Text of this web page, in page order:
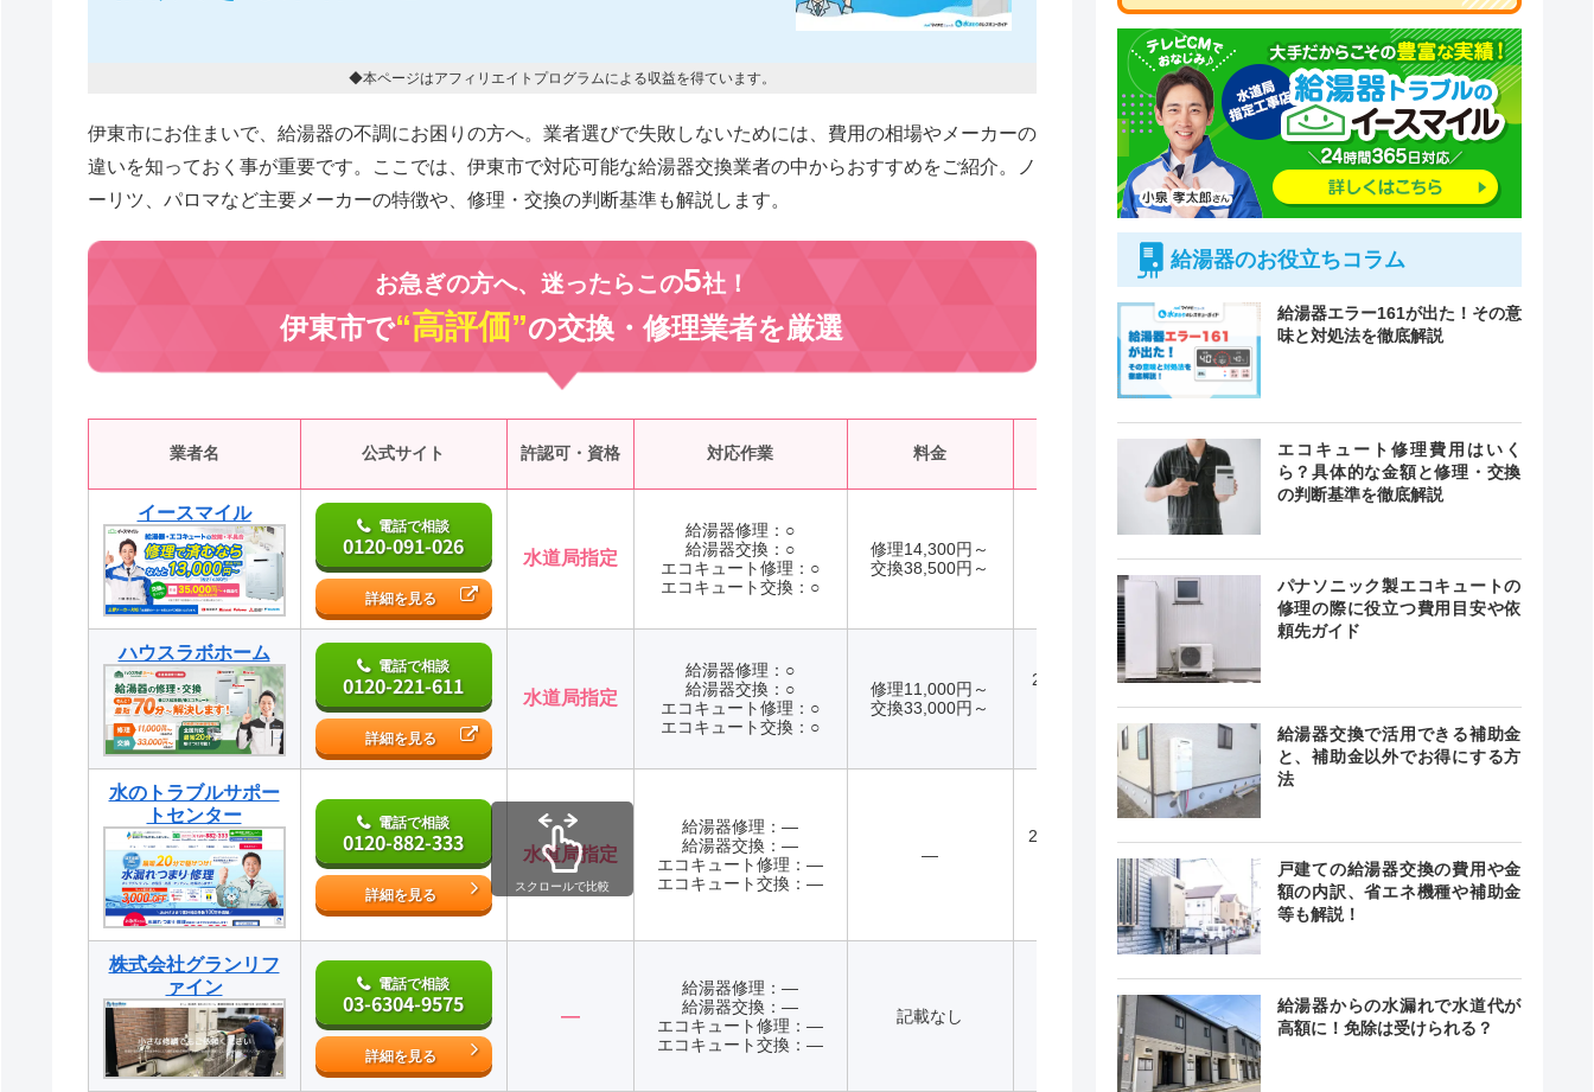
◆本ページはアフィリエイトプログラムによる収益を得ています。
伊東市にお住まいで、給湯器の不調にお困りの方へ。業者選びで失敗しないためには、費用の相場やメーカーの
違いを知っておく事が重要です。ここでは、伊東市で対応可能な給湯器交換業者の中からおすすめをご紹介。ノ
ーリツ、パロマなど主要メーカーの特徴や、修理・交換の判断基準も解説します。
お急ぎの方へ、迷ったらこの5社！
伊東市で“高評価”の交換・修理業者を厳選
業者名 公式サイト 許認可・資格 対応作業 料金 緊急駆けつけ
イースマイル
電話で相談
0120-091-026
詳細を見る
水道局指定
給湯器修理：○
給湯器交換：○
エコキュート修理：○
エコキュート交換：○
修理14,300円～
交換38,500円～
最短20分
ハウスラボホーム
電話で相談
0120-221-611
詳細を見る
水道局指定
給湯器修理：○
給湯器交換：○
エコキュート修理：○
エコキュート交換：○
修理11,000円～
交換33,000円～
24時間 年中
水のトラブルサポー
トセンター
電話で相談
0120-882-333
詳細を見る
水道局指定
給湯器修理：―
給湯器交換：―
エコキュート修理：―
エコキュート交換：―
―
24時間365日
最短20分
株式会社グランリフ
ァイン
電話で相談
03-6304-9575
詳細を見る
―
給湯器修理：―
給湯器交換：―
エコキュート修理：―
エコキュート交換：―
記載なし 記載なし
スクロールで比較
給湯器のお役立ちコラム
給湯器エラー161が出た！その意
味と対処法を徹底解説
エコキュート修理費用はいく
ら？具体的な金額と修理・交換
の判断基準を徹底解説
パナソニック製エコキュートの
修理の際に役立つ費用目安や依
頼先ガイド
給湯器交換で活用できる補助金
と、補助金以外でお得にする方
法
戸建ての給湯器交換の費用や金
額の内訳、省エネ機種や補助金
等も解説！
給湯器からの水漏れで水道代が
高額に！免除は受けられる？